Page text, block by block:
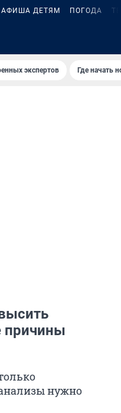
АФИША ДЕТЯМ ПОГОДА
экспертов Где начать
причины
нужно